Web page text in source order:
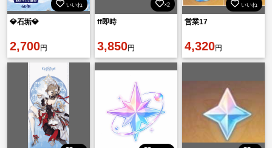
いいね
💎石垢💎
2,700円
×2
ff即時
3,850円
いいね
営業17
4,320円